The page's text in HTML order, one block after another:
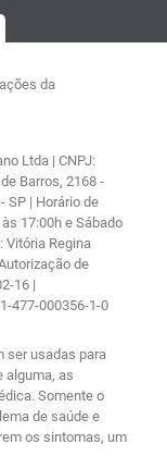
da
Ltda | CNPJ:
Barros, 2168 -
SP | Horário de
17:00h e Sábado
Vitória Regina
de
16 |
477-000356-1-0
ser usadas para
alguma, as
Somente o
de saúde e
os sintomas, um